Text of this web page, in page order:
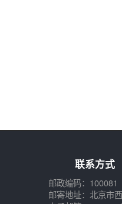
联系方式
邮政编码：100081
邮寄地址：北京市